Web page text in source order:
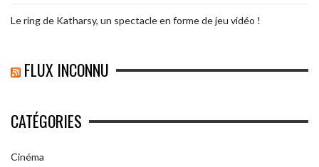
Le ring de Katharsy, un spectacle en forme de jeu vidéo !
FLUX INCONNU
CATÉGORIES
Cinéma